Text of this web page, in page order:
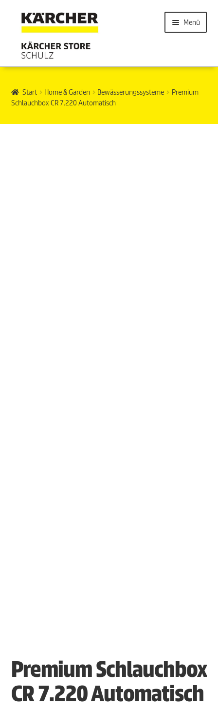
Menü
Start Home & Garden Bewässerungssysteme
Premium
Schlauchbox CR 7.220 Automatisch
Premium Schlauchbox
CR 7.220 Automatisch